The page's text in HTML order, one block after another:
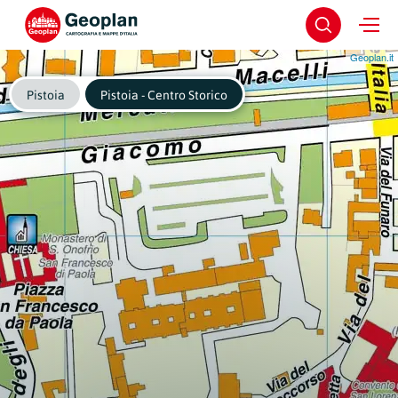
Geoplan.it
Pistoia Pistoia - Centro Storico